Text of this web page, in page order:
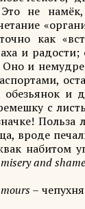
не
как
и
Оно и
обезьянок
с
Польза
вроде
набитом
misery and
–